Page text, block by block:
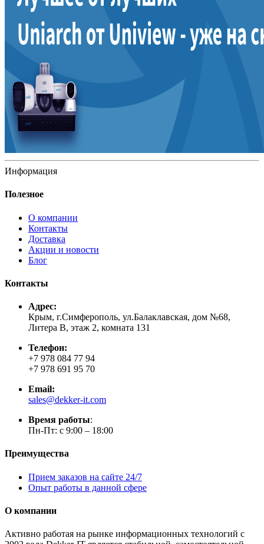
Информация
Полезное
О компании
Контакты
Доставка
Акции и новости
Блог
Контакты
Адрес:
Крым, г.Симферополь, ул.Балаклавская, дом №68,
Литера В, этаж 2, комната 131
Телефон:
+7 978 084 77 94
+7 978 691 95 70
Email:
sales@dekker-it.com
Время работы:
Пн-Пт: с 9:00 – 18:00
Преимущества
Прием заказов на сайте 24/7
Опыт работы в данной сфере
О компании
Активно работая на рынке информационных технологий с